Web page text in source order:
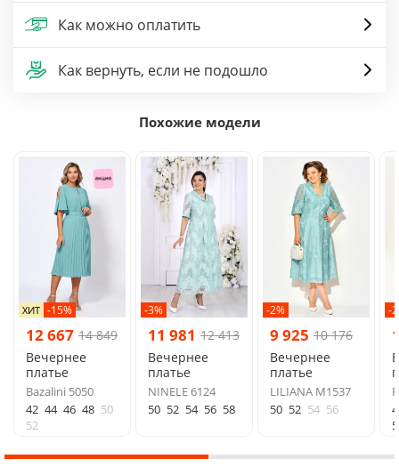
Как можно оплатить
Как вернуть, если не подошло
Похожие модели
ХИТ -15%
12 667 14 849
Вечернее
платье
Bazalini 5050
42 44 46 48 50
52
-3%
11 981 12 413
Вечернее
платье
NINELE 6124
50 52 54 56 58
-2%
9 925 10 176
Вечернее
платье
LILIANA М1537
50 52 54 56
-